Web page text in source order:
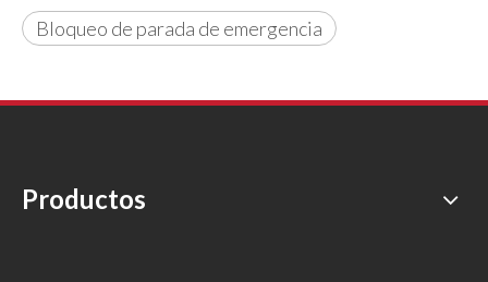
Bloqueo de parada de emergencia
Productos